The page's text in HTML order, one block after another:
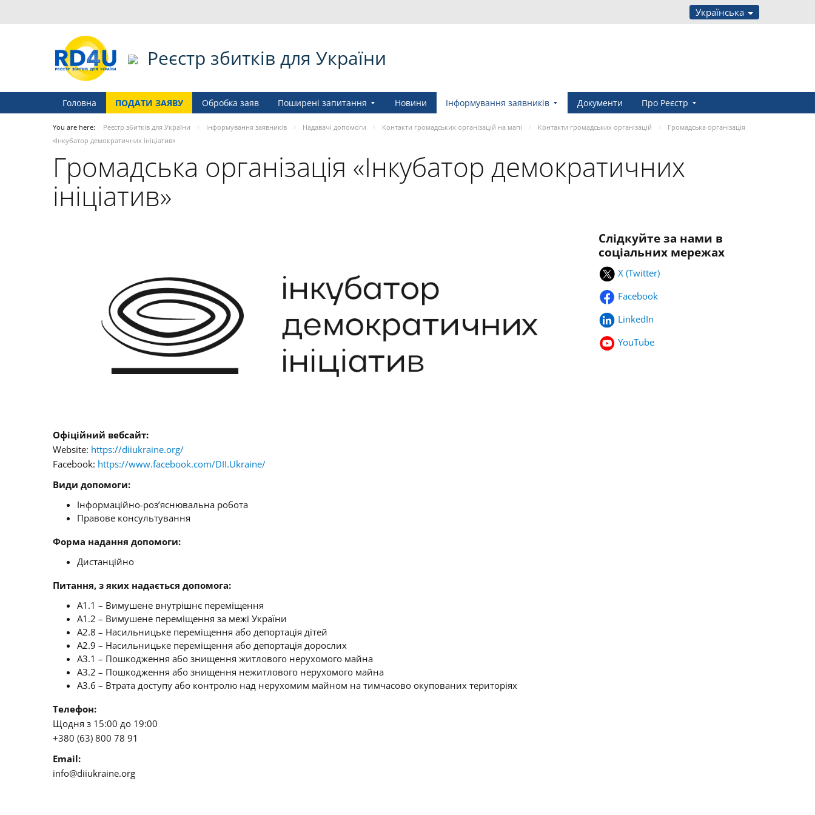
Українська
Реєстр збитків для України
Головна ПОДАТИ ЗАЯВУ Обробка заяв Поширені запитання Новини Інформування заявників Документи Про Реєстр
You are here: Реєстр збитків для України Інформування заявників Надавачі допомоги Контакти громадських організацій на мапі Контакти громадських організацій
Громадська організація
«Інкубатор демократичних ініціатив»
Громадська організація «Інкубатор демократичних
ініціатив»
Офіційний вебсайт:
Website: https://diiukraine.org/
Facebook: https://www.facebook.com/DII.Ukraine/
Види допомоги:
Інформаційно-роз’яснювальна робота
Правове консультування
Форма надання допомоги:
Дистанційно
Питання, з яких надається допомога:
A1.1 – Вимушене внутрішнє переміщення
A1.2 – Вимушене переміщення за межі України
A2.8 – Насильницьке переміщення або депортація дітей
A2.9 – Насильницьке переміщення або депортація дорослих
A3.1 – Пошкодження або знищення житлового нерухомого майна
A3.2 – Пошкодження або знищення нежитлового нерухомого майна
A3.6 – Втрата доступу або контролю над нерухомим майном на тимчасово окупованих територіях
Телефон:
Щодня з 15:00 до 19:00
+380 (63) 800 78 91
Email:
info@diiukraine.org
Слідкуйте за нами в
соціальних мережах
X (Twitter)
Facebook
LinkedIn
YouTube